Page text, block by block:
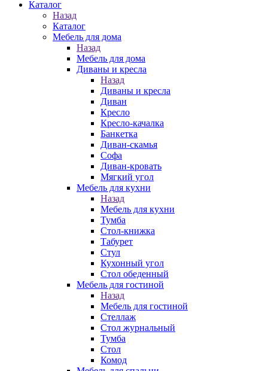
Каталог
Назад
Каталог
Мебель для дома
Назад
Мебель для дома
Диваны и кресла
Назад
Диваны и кресла
Диван
Кресло
Кресло-качалка
Банкетка
Диван-скамья
Софа
Диван-кровать
Мягкий угол
Мебель для кухни
Назад
Мебель для кухни
Тумба
Стол-книжка
Табурет
Стул
Кухонный угол
Стол обеденный
Мебель для гостиной
Назад
Мебель для гостиной
Стеллаж
Стол журнальный
Тумба
Стол
Комод